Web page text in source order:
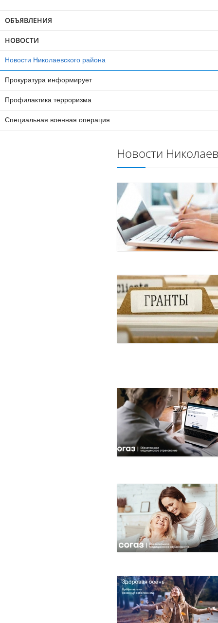
ОБЪЯВЛЕНИЯ
НОВОСТИ
Новости Николаевского района
Прокуратура информирует
Профилактика терроризма
Специальная военная операция
Новости